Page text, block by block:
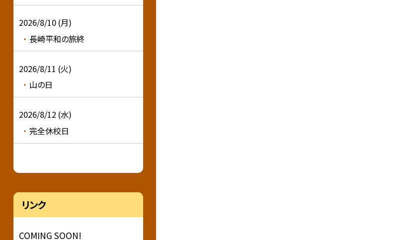
2026/8/10 (月)
長崎平和の旅終
2026/8/11 (火)
山の日
2026/8/12 (水)
完全休校日
リンク
COMING SOON!